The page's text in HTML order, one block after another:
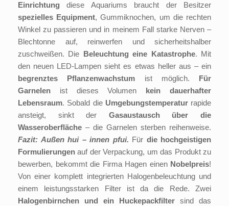
Einrichtung diese Aquariums braucht der Besitzer
spezielles Equipment, Gummiknochen, um die rechten
Winkel zu passieren und in meinem Fall starke Nerven –
Blechtonne auf, reinwerfen und sicherheitshalber
zuschweißen. Die Beleuchtung eine Katastrophe. Mit
den neuen LED-Lampen sieht es etwas heller aus – ein
begrenztes Pflanzenwachstum ist möglich. Für
Garnelen ist dieses Volumen kein dauerhafter
Lebensraum. Sobald die Umgebungstemperaturrapide
ansteigt, sinkt der Gasaustausch über die
Wasseroberfläche – die Garnelen sterben reihenweise.
Fazit: Außen hui – innen pfui. Für die hochgeistigen
Formulierungen auf der Verpackung, um das Produkt zu
bewerben, bekommt die Firma Hagen einen Nobelpreis!
Von einer komplett integrierten Halogenbeleuchtung und
einem leistungsstarken Filter ist da die Rede. Zwei
Halogenbirnchen und ein Huckepackfilter sind das